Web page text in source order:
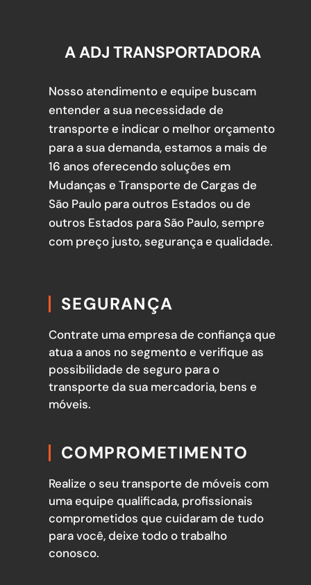
A ADJ TRANSPORTADORA
Nosso atendimento e equipe buscam
entender a sua necessidade de
transporte e indicar o melhor orçamento
para a sua demanda, estamos a mais de
16 anos oferecendo soluções em
Mudanças e Transporte de Cargas de
São Paulo para outros Estados ou de
outros Estados para São Paulo, sempre
com preço justo, segurança e qualidade.
SEGURANÇA
Contrate uma empresa de confiança que
atua a anos no segmento e verifique as
possibilidade de seguro para o
transporte da sua mercadoria, bens e
móveis.
COMPROMETIMENTO
Realize o seu transporte de móveis com
uma equipe qualificada, profissionais
comprometidos que cuidaram de tudo
para você, deixe todo o trabalho
conosco.